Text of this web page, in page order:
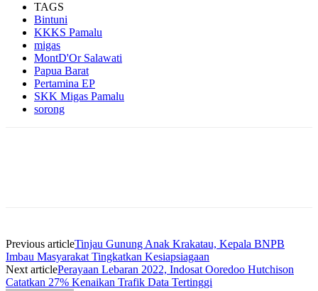
TAGS
Bintuni
KKKS Pamalu
migas
MontD'Or Salawati
Papua Barat
Pertamina EP
SKK Migas Pamalu
sorong
Previous articleTinjau Gunung Anak Krakatau, Kepala BNPB
Imbau Masyarakat Tingkatkan Kesiapsiagaan
Next articlePerayaan Lebaran 2022, Indosat Ooredoo Hutchison
Catatkan 27% Kenaikan Trafik Data Tertinggi